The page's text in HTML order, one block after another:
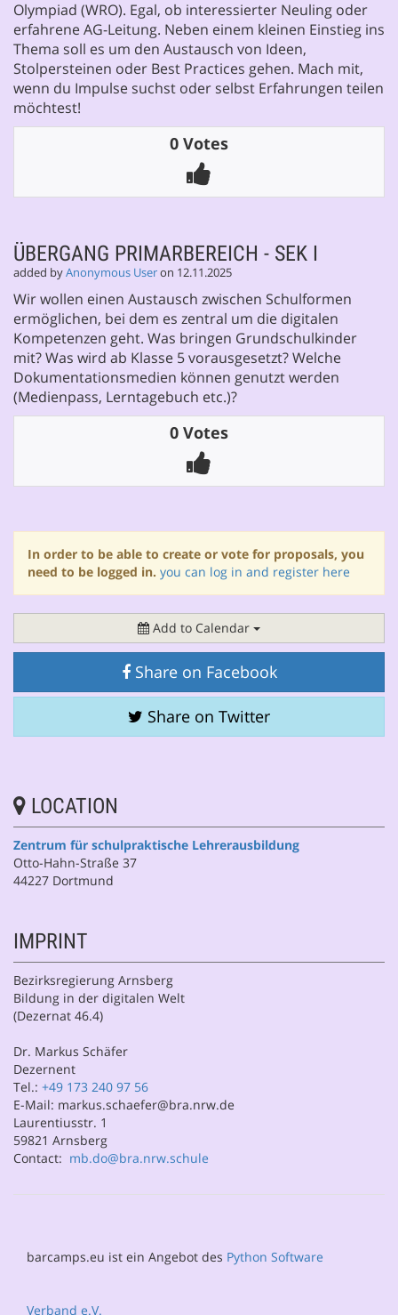
Olympiad (WRO). Egal, ob interessierter Neuling oder
erfahrene AG-Leitung. Neben einem kleinen Einstieg ins
Thema soll es um den Austausch von Ideen,
Stolpersteinen oder Best Practices gehen. Mach mit,
wenn du Impulse suchst oder selbst Erfahrungen teilen
möchtest!
0 Votes
ÜBERGANG PRIMARBEREICH - SEK I
added byAnonymous Useron 12.11.2025
Wir wollen einen Austausch zwischen Schulformen
ermöglichen, bei dem es zentral um die digitalen
Kompetenzen geht. Was bringen Grundschulkinder
mit? Was wird ab Klasse 5 vorausgesetzt? Welche
Dokumentationsmedien können genutzt werden
(Medienpass, Lerntagebuch etc.)?
0 Votes
In order to be able to create or vote for proposals, you
need to be logged in. you can log in and register here
Add to Calendar
Share on Facebook
Share on Twitter
LOCATION
Zentrum für schulpraktische Lehrerausbildung
Otto-Hahn-Straße 37
44227 Dortmund
IMPRINT
Bezirksregierung Arnsberg
Bildung in der digitalen Welt
(Dezernat 46.4)
Dr. Markus Schäfer
Dezernent
Tel.: +49 173 240 97 56
E-Mail: markus.schaefer@bra.nrw.de
Laurentiusstr. 1
59821 Arnsberg
Contact: mb.do@bra.nrw.schule
barcamps.eu ist ein Angebot des Python Software
Verband e.V.